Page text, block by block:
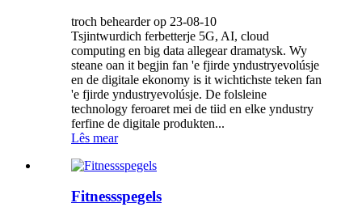
troch behearder op 23-08-10
Tsjintwurdich ferbetterje 5G, AI, cloud
computing en big data allegear dramatysk. Wy
steane oan it begjin fan 'e fjirde yndustryevolúsje
en de digitale ekonomy is it wichtichste teken fan
'e fjirde yndustryevolúsje. De folsleine
technology feroaret mei de tiid en elke yndustry
ferfine de digitale produkten...
Lês mear
Fitnessspegels